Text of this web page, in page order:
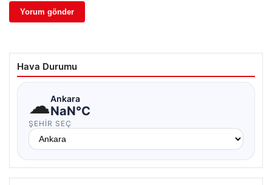
Hava Durumu
☁Ankara
NaN°C
ŞEHIR SEÇ